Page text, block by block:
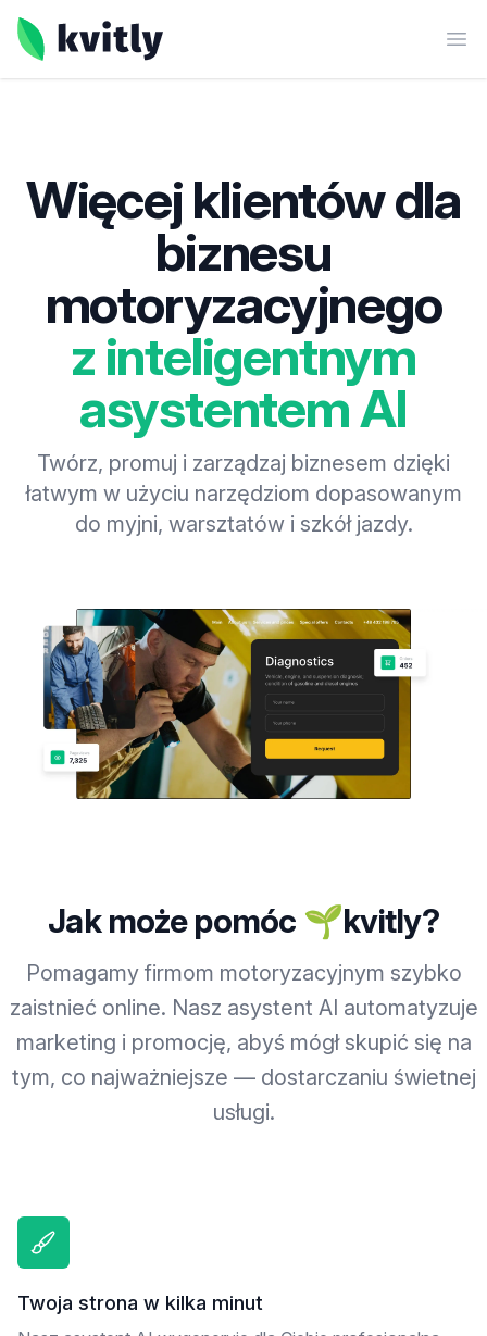
kvitly
Więcej klientów dla
biznesu
motoryzacyjnego
z inteligentnym
asystentem AI
Twórz, promuj i zarządzaj biznesem dzięki
łatwym w użyciu narzędziom dopasowanym
do myjni, warsztatów i szkół jazdy.
Jak może pomóc 🌱kvitly?
Pomagamy firmom motoryzacyjnym szybko
zaistnieć online. Nasz asystent AI automatyzuje
marketing i promocję, abyś mógł skupić się na
tym, co najważniejsze — dostarczaniu świetnej
usługi.
Twoja strona w kilka minut